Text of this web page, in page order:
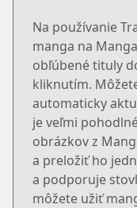
Na používanie
manga na
obľúbené tituly
kliknutím.
automaticky
je veľmi
obrázkov z
a preložiť ho
a podporuje
môžete užiť